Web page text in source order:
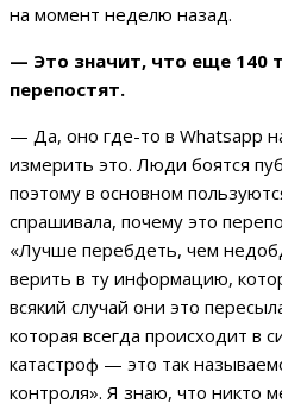
на момент неделю назад.
— Это значит, что еще 140
перепостят.
— Да, оно где-то в Whatsapp
измерить это. Люди боятся
поэтому в основном
спрашивала, почему это
«Лучше перебдеть, чем
верить в ту информацию,
всякий случай они это
которая всегда происходит в
катастроф — это так
контроля». Я знаю, что никто